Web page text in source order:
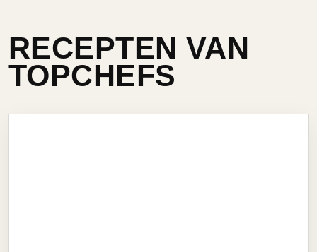
RECEPTEN VAN
TOPCHEFS